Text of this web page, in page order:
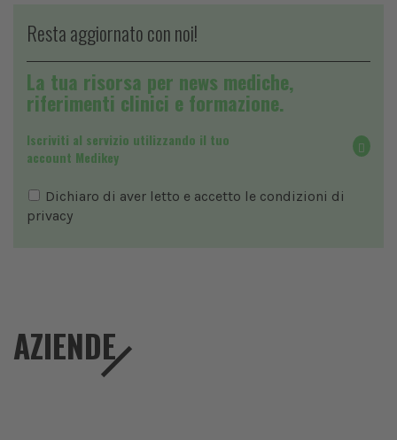
Resta aggiornato con noi!
La tua risorsa per news mediche,
riferimenti clinici e formazione.
Iscriviti al servizio utilizzando il tuo
account Medikey
Dichiaro di aver letto e accetto le condizioni di
privacy
AZIENDE